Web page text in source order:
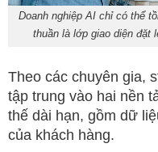
Doanh nghiệp AI chỉ có thể
thuần là lớp giao diện đặt
Theo các chuyên gia,
tập trung vào hai nền
thế dài hạn, gồm dữ
của khách hàng.